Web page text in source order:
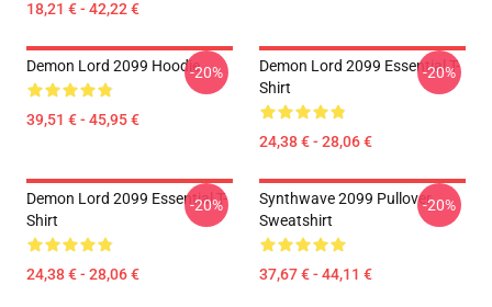
18,21 € - 42,22 €
Demon Lord 2099 Hoodie
39,51 € - 45,95 €
-20%
Demon Lord 2099 Essential T-
Shirt
24,38 € - 28,06 €
-20%
Demon Lord 2099 Essential T-
Shirt
24,38 € - 28,06 €
-20%
Synthwave 2099 Pullover
Sweatshirt
37,67 € - 44,11 €
-20%